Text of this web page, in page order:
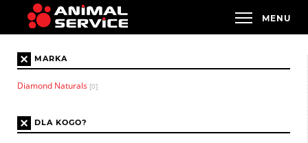
× MARKA
Diamond Naturals [0]
× DLA KOGO?